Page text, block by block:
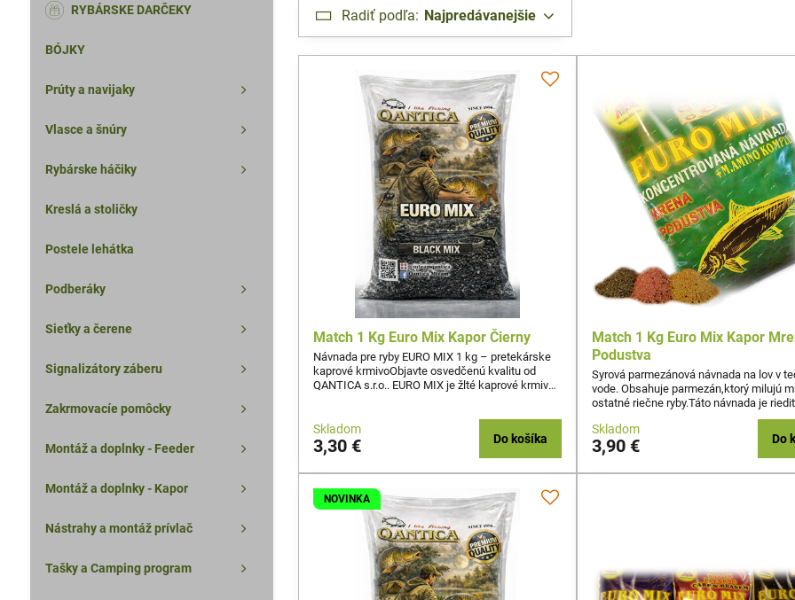
Radiť podľa: Najpredávanejšie
Match 1 Kg Euro Mix Kapor Čierny
Návnada pre ryby EURO MIX 1 kg – pretekárske
kaprové krmivoObjavte osvedčenú kvalitu od
QANTICA s.r.o.. EURO MIX je žlté kaprové krmivo
klasickú, rokmi overenú sériu najkvalitnejších
pretekárskych návnad, ktorá ponúka spoľahlivý
výkon pri rekreačnom aj športovom love.
Skladom
3,30 € Do košíka
Match 1 Kg Euro Mix Kapor
Podustva
Syrová parmezánová návnada na lov v
vode. Obsahuje parmezán,ktorý milujú
ostatné riečne ryby.Táto návnada je
pomere 1/3 a obsahuje aj špeciálne
Skladom
3,90 € Do
NOVINKA
RYBÁRSKE DARČEKY
BÓJKY
Prúty a navijaky
Vlasce a šnúry
Rybárske háčiky
Kreslá a stoličky
Postele lehátka
Podberáky
Sieťky a čerene
Signalizátory záberu
Zakrmovacíe pomôcky
Montáž a doplnky - Feeder
Montáž a doplnky - Kapor
Nástrahy a montáž prívlač
Tašky a Camping program